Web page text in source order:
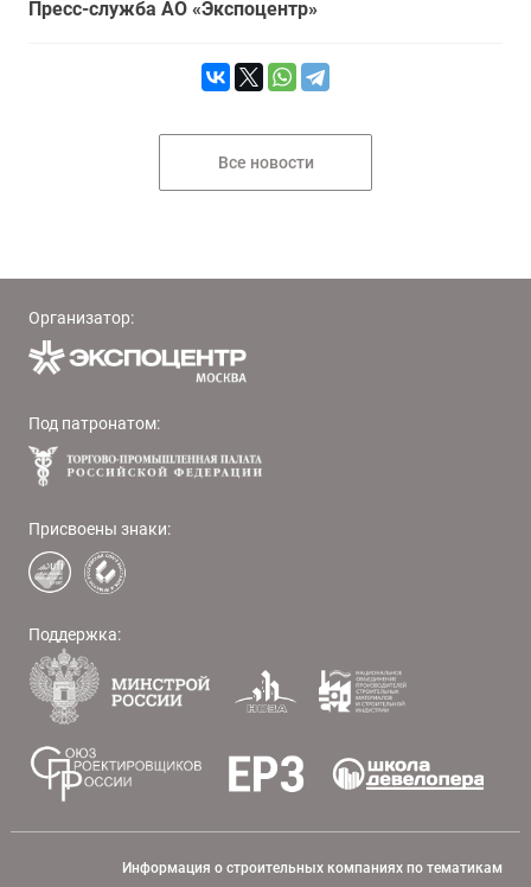
Пресс-служба АО «Экспоцентр»
Все новости
Организатор:
Под патронатом:
Присвоены знаки:
Поддержка:
Информация о строительных компаниях по тематикам